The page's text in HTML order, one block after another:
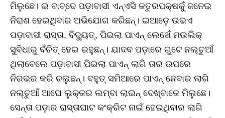
ମିଲୁଛେ। ଇ ବାବ୍‌ଦେ ପଡ଼ାବାସୀ ଏନ୍‌ଏସି କତୁରପକ୍ଷକୁଁ ଜନେଇ
ନିରାଶ ହେଇଥିବାର ଅଭିଯୋଗ କରିଛନ୍‌। ଇଆଡ଼େ ଉଭଏ
ପଡ଼ାବାସୀ ରାସ୍‌ତା, ବିଦ୍ୟୁତ୍‌, ପିଇଲା ପାଏନ୍‌ ଲେଖେଁ ମଉଲିକ୍‌
ସୁବିଧାରୁ ବଁଚିତ୍‌ ହେଇ ରହୁଛନ୍‌। ଯାଦବ ପଡ଼ାରେ ଗୁଟେ ନଲ୍‌ଚୁଆଁ
ଥିଲାବେଲେ ପଡ଼ାବାସୀ ପିଇଲା ପାଏନ୍‌ ଲାଗି ତାର ଉପରେ
ନିରଭର କରି ଚଲୁଛନ୍‌। ବହୁତ୍‌ ସମିଆରେ ପାଏନ୍‌ ନେବାର ଲାଗି
ନଲ୍‌ଚୁଆଁ ଆଘେ ଲୁକ୍‌କର ଲମ୍‌ବା ଲାଇନ୍‌ ଦେଖ୍‌ବାକେ ମିଲୁଛେ।
ସେନ୍‌ତା ପଡ଼ାର ରାସ୍‌ତାଘାଟ କଂକ୍ରିଟ ନାଇଁ ହେଇଥିବାର ଲାଗି